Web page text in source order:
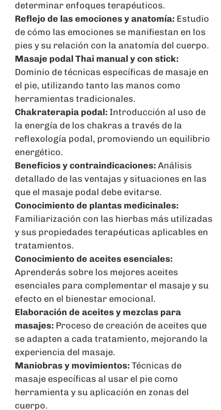
determinar enfoques terapéuticos.
Reflejo de las emociones y anatomía: Estudio
de cómo las emociones se manifiestan en los
pies y su relación con la anatomía del cuerpo.
Masaje podal Thai manual y con stick:
Dominio de técnicas específicas de masaje en
el pie, utilizando tanto las manos como
herramientas tradicionales.
Chakraterapia podal: Introducción al uso de
la energía de los chakras a través de la
reflexología podal, promoviendo un equilibrio
energético.
Beneficios y contraindicaciones: Análisis
detallado de las ventajas y situaciones en las
que el masaje podal debe evitarse.
Conocimiento de plantas medicinales:
Familiarización con las hierbas más utilizadas
y sus propiedades terapéuticas aplicables en
tratamientos.
Conocimiento de aceites esenciales:
Aprenderás sobre los mejores aceites
esenciales para complementar el masaje y su
efecto en el bienestar emocional.
Elaboración de aceites y mezclas para
masajes: Proceso de creación de aceites que
se adapten a cada tratamiento, mejorando la
experiencia del masaje.
Maniobras y movimientos: Técnicas de
masaje específicas al usar el pie como
herramienta y su aplicación en zonas del
cuerpo.